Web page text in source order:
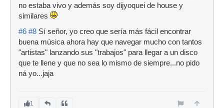
no estaba vivo y además soy dijyoquei de house y
similares
#6 #8 Sí señor, yo creo que sería más fácil encontrar
buena música ahora hay que navegar mucho con tantos
"artistas" lanzando sus "trabajos" para llegar a un disco
que te llene y que no sea lo mismo de siempre...no pido
ná yo...jaja
1